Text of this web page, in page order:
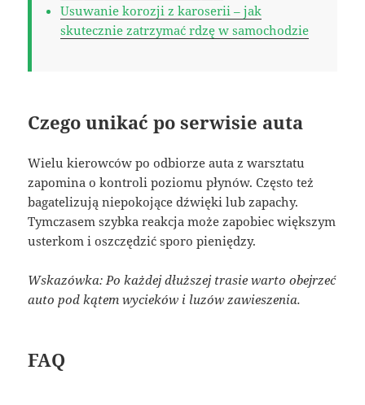
Usuwanie korozji z karoserii – jak
skutecznie zatrzymać rdzę w samochodzie
Czego unikać po serwisie auta
Wielu kierowców po odbiorze auta z warsztatu
zapomina o kontroli poziomu płynów. Często też
bagatelizują niepokojące dźwięki lub zapachy.
Tymczasem szybka reakcja może zapobiec większym
usterkom i oszczędzić sporo pieniędzy.
Wskazówka: Po każdej dłuższej trasie warto obejrzeć
auto pod kątem wycieków i luzów zawieszenia.
FAQ